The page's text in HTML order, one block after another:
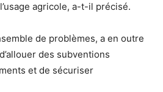
agricole, a-t-il précisé.
de problèmes, a en outre
des subventions
et de sécuriser